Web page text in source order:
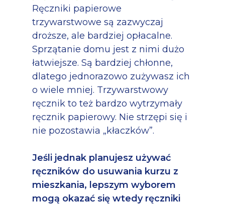
Ręczniki papierowe
trzywarstwowe są zazwyczaj
droższe, ale bardziej opłacalne.
Sprzątanie domu jest z nimi dużo
łatwiejsze. Są bardziej chłonne,
dlatego jednorazowo zużywasz ich
o wiele mniej. Trzywarstwowy
ręcznik to też bardzo wytrzymały
ręcznik papierowy. Nie strzępi się i
nie pozostawia „kłaczków”.
Jeśli jednak planujesz używać
ręczników do usuwania kurzu z
mieszkania, lepszym wyborem
mogą okazać się wtedy ręczniki